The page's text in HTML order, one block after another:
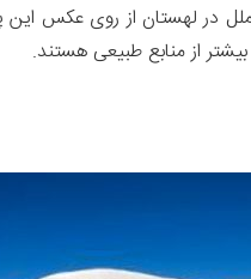
در لهستان از روی عکس
از منابع طبیعی هستند.